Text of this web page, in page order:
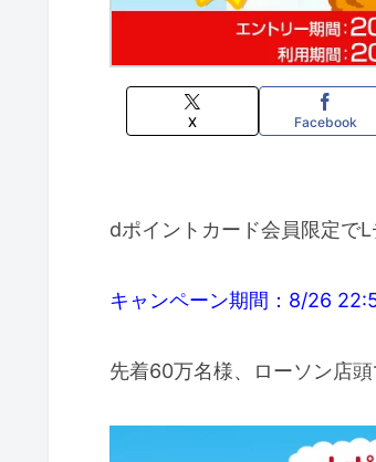
X Facebook
dポイントカード会員限定で
キャンペーン期間：8/26
先着60万名様、ローソン店